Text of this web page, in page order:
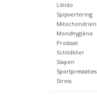
Libido
Spijsvertering
Mitochondrien
Mondhygiëne
Prostaat
Schildklier
Slapen
Sportprestaties
Stress